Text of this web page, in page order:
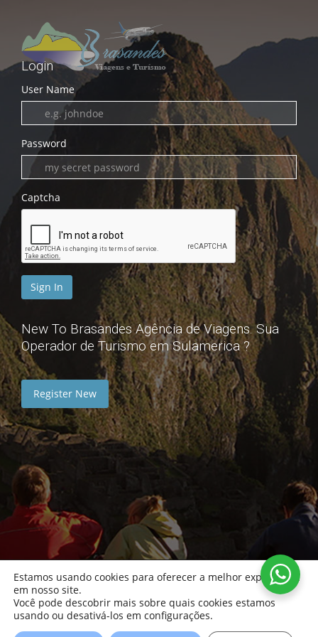
Login
User Name
Password
Captcha
New To Brasandes Agência de Viagens. Sua
Operador de Turismo em Sulamerica ?
Register New
Estamos usando cookies para oferecer a melhor experiência
em nosso site.
Você pode descobrir mais sobre quais cookies estamos
usando ou desativá-los em configurações.